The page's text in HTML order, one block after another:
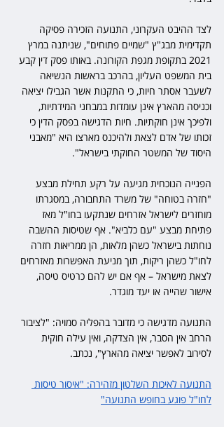
לצד ההיבט העקרוני, התנועה הזכירה פסיקה
תקדימית מבג"ץ "שמיים פתוחים", שניתנה במרץ
2021 בתקופת מגפת הקורונה. באותו פסק דין קבע
בית המשפט העליון, בהרכב בראשות הנשיאה
לשעבר אסתר חיות, כי התקנות אשר הגבילו יציאה
וכניסה מהארץ אינן עומדות במבחני המידתיות,
ולפיכך אינן חוקתיות. חיות הדגישה בפסק הדין כי
זכותו של אדם לצאת ולהיכנס מארצו היא "מאבני
היסוד של המשטר החוקתי בישראל".
הפנייה הנוכחית מגיעה על רקע תחילת מבצע
"חזרה בטוחה" של משרד התחבורה, במסגרתו
מוחזרים לישראל אזרחים שנתקעו בחו"ל מאז
פתיחת מבצע "עם כלביא". אף שטיסות ההשבה
נוחתות בישראל כשהן מלאות, הן ממריאות חזרה
לחו"ל כשהן ריקות, תוך מניעת האפשרות מאזרחים
לצאת מישראל – אף אם יש להם כרטיס טיסה,
אישור שהייה או יעד מוגדר.
התנועה מדגישה כי מדובר בהפליה סמויה: "לציבור
הרחב אין הסבר, אין הצדקה, ואין עילה חוקית
לסירוב לאפשר יציאה מהארץ", נכתב.
התנועה לאיכות השלטון מזהירה: "איסור טיסות
לחו"ל פוגע בחופש התנועה"